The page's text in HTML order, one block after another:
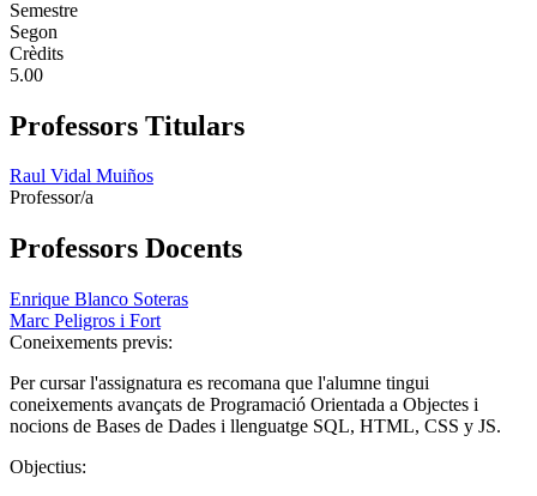
Semestre
Segon
Crèdits
5.00
Professors Titulars
Raul Vidal Muiños
Professor/a
Professors Docents
Enrique Blanco Soteras
Marc Peligros i Fort
Coneixements previs:
Per cursar l'assignatura es recomana que l'alumne tingui
coneixements avançats de Programació Orientada a Objectes i
nocions de Bases de Dades i llenguatge SQL, HTML, CSS y JS.
Objectius: